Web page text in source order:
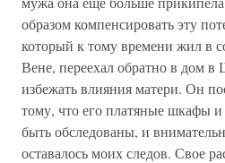
образом компенсировать эту
который к тому времени жил в
Вене, переехал обратно в дом в
избежать влияния матери. Он
тому, что его платяные шкафы
быть обследованы, и
оставалось моих следов. Свое